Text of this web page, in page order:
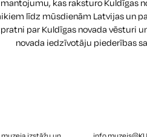
kas raksturo Kuldīgas
līdz mūsdienām Latvijas un
par Kuldīgas novada vēsturi
novada iedzīvotāju piederības